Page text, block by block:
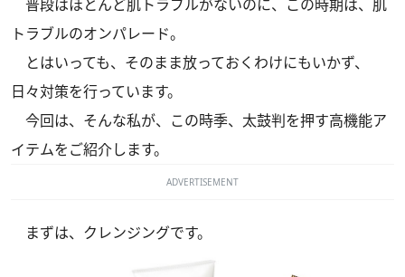
普段はほとんど肌トラブルがないのに、この時期は、肌
トラブルのオンパレード。
とはいっても、そのまま放っておくわけにもいかず、
日々対策を行っています。
今回は、そんな私が、この時季、太鼓判を押す高機能ア
イテムをご紹介します。
ADVERTISEMENT
まずは、クレンジングです。